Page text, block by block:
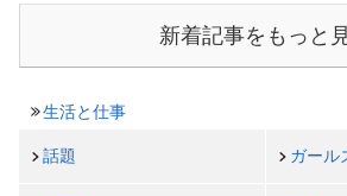
新着記事をもっと
生活と仕事
話題 ガール